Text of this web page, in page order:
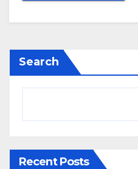
Search
Recent Posts